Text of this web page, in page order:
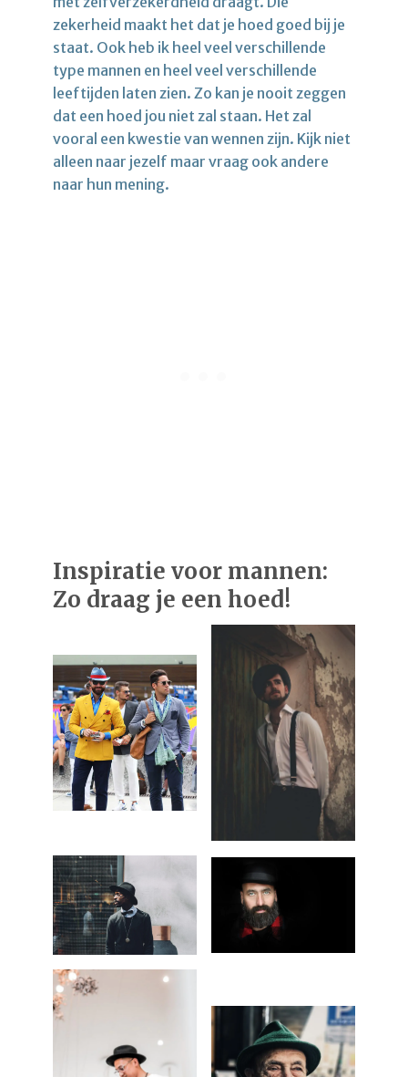
zekerheid maakt het dat je hoed goed bij je
staat. Ook heb ik heel veel verschillende
type mannen en heel veel verschillende
leeftijden laten zien. Zo kan je nooit zeggen
dat een hoed jou niet zal staan. Het zal
vooral een kwestie van wennen zijn. Kijk niet
alleen naar jezelf maar vraag ook andere
naar hun mening.
Inspiratie voor mannen:
Zo draag je een hoed!